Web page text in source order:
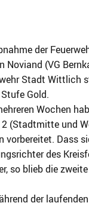
der
Noviand (VG
Stadt Wittlich
Gold.
Wochen
2 (Stadtmitte und
vorbereitet. Dass
des
so blieb die
der